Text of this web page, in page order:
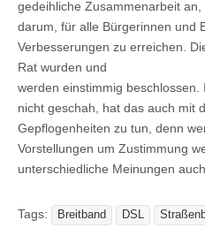
gedeihliche Zusammenarbeit
darum, für alle Bürgerinnen und
Verbesserungen zu erreichen.
Rat wurden und
werden einstimmig
nicht geschah, hat das auch mit
Gepflogenheiten zu tun, denn
Vorstellungen um Zustimmung
unterschiedliche Meinungen
Tags: Breitband DSL